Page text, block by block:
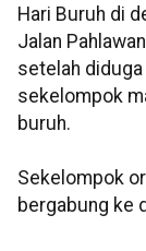
Hari Buruh di
Jalan
setelah
sekelompok
buruh.
Sekelompok
bergabung ke